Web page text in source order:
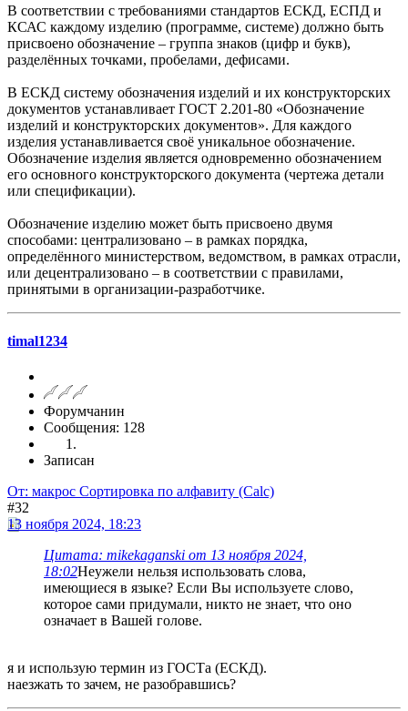
В соответствии с требованиями стандартов ЕСКД, ЕСПД и
КСАС каждому изделию (программе, системе) должно быть
присвоено обозначение – группа знаков (цифр и букв),
разделённых точками, пробелами, дефисами.
В ЕСКД систему обозначения изделий и их конструкторских
документов устанавливает ГОСТ 2.201-80 «Обозначение
изделий и конструкторских документов». Для каждого
изделия устанавливается своё уникальное обозначение.
Обозначение изделия является одновременно обозначением
его основного конструкторского документа (чертежа детали
или спецификации).
Обозначение изделию может быть присвоено двумя
способами: централизовано – в рамках порядка,
определённого министерством, ведомством, в рамках отрасли,
или децентрализовано – в соответствии с правилами,
принятыми в организации-разработчике.
timal1234
Форумчанин
Сообщения: 128
Записан
От: макрос Сортировка по алфавиту (Calc)
#32
13 ноября 2024, 18:23
Цитата: mikekaganski от 13 ноября 2024,
18:02Неужели нельзя использовать слова,
имеющиеся в языке? Если Вы используете слово,
которое сами придумали, никто не знает, что оно
означает в Вашей голове.
я и использую термин из ГОСТа (ЕСКД).
наезжать то зачем, не разобравшись?